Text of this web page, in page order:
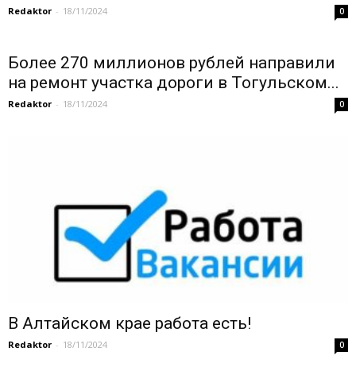
Redaktor - 18/11/2024 0
Более 270 миллионов рублей направили
на ремонт участка дороги в Тогульском...
Redaktor - 18/11/2024 0
В Алтайском крае работа есть!
Redaktor - 18/11/2024 0